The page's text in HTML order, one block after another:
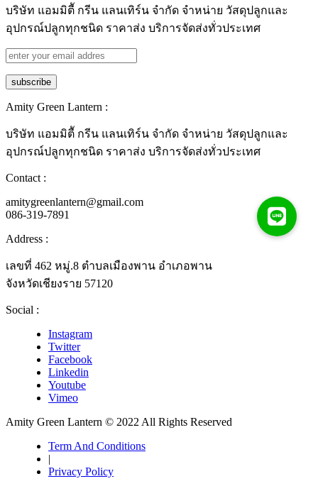
บริษัท แอมมิตีั กรีน แลนเทิร์น จำกัด จำหน่าย วัสดุปลูกและ
อุปกรณ์ปลูกทุกชนิด ราคาส่ง บริการจัดส่งทั่วประเทศ
Amity Green Lantern :
บริษัท แอมมิตีั กรีน แลนเทิร์น จำกัด จำหน่าย วัสดุปลูกและ
อุปกรณ์ปลูกทุกชนิด ราคาส่ง บริการจัดส่งทั่วประเทศ
Contact :
amitygreenlantern@gmail.com
086-319-7891
Address :
เลขที่ 462 หมู่.8 ตำบลเมืองพาน อำเภอพาน
จังหวัดเชียงราย 57120
Social :
Instagram
Twitter
Facebook
Linkedin
Youtube
Vimeo
Amity Green Lantern © 2022 All Rights Reserved
Term And Conditions
|
Privacy Policy